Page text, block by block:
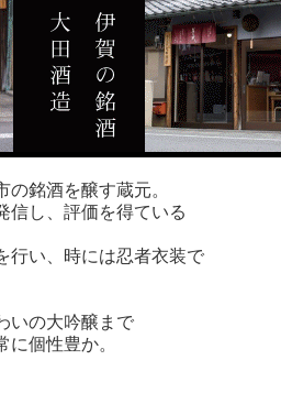
銘酒を醸す蔵元。
し、評価を得ている
行い、時には忍者衣装で
いの大吟醸まで
個性豊か。